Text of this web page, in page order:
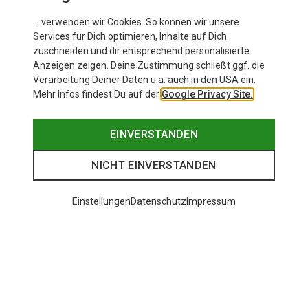
… verwenden wir Cookies. So können wir unsere
Services für Dich optimieren, Inhalte auf Dich
zuschneiden und dir entsprechend personalisierte
Anzeigen zeigen. Deine Zustimmung schließt ggf. die
Verarbeitung Deiner Daten u.a. auch in den USA ein.
Mehr Infos findest Du auf der Google Privacy Site.
EINVERSTANDEN
NICHT EINVERSTANDEN
EinstellungenDatenschutz Impressum